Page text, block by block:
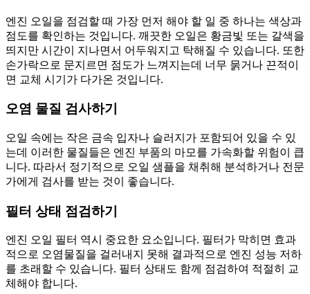
엔진 오일을 점검할 때 가장 먼저 해야 할 일 중 하나는 색상과
점도를 확인하는 것입니다. 깨끗한 오일은 황금빛 또는 갈색을
띄지만 시간이 지나면서 어두워지고 탁해질 수 있습니다. 또한
손가락으로 문지르면 점도가 느껴지는데 너무 묽거나 끈적이
면 교체 시기가 다가온 것입니다.
오염 물질 검사하기
오일 속에는 작은 금속 입자나 슬러지가 포함되어 있을 수 있
는데 이러한 물질들은 엔진 부품의 마모를 가속화할 위험이 큽
니다. 따라서 정기적으로 오일 샘플을 채취해 분석하거나 전문
가에게 검사를 받는 것이 좋습니다.
필터 상태 점검하기
엔진 오일 필터 역시 중요한 요소입니다. 필터가 막히면 효과
적으로 오염물질을 걸러내지 못해 결과적으로 엔진 성능 저하
를 초래할 수 있습니다. 필터 상태도 함께 점검하여 적절히 교
체해야 합니다.